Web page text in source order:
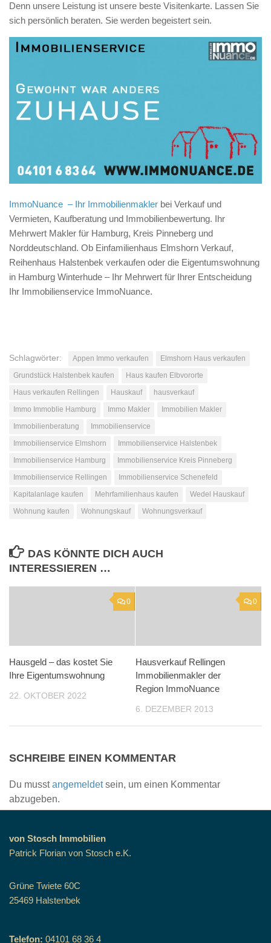
Denn unsere Leistung ist unsere beste Visitenkarte. Lassen Sie
sich persönlich beraten. Sie werden begeistert sein.
ImmoNuance – Ihr Immobilienmakler bei Verkauf und
Vermieten, Kaufberatung und Immobilienbewertung. Ihr
Mehrwert Makler für Hamburg, Kreis Pinneberg und
Norddeutschland. Ob Einfamilienhaus Elmshorn Verkauf,
Reihenhaus Halstenbek verkaufen oder die Eigentumswohnung
in Hamburg Winterhude – Ihr Mehrwert für Ihrer Entscheidung
Ihr Immobilienservice ImmoNuance.
Schlagwörter: Appen Immo verkaufen
Elmshorn Haus verkaufen
Grundstück Halstenbek kaufen
Haus kaufen Elbvororte
Haus verkaufen Rellingen
Hauskauf
hausverkauf
Immo Immoblie Hamburg
Immo Makler
Immobilien Makler
Immobilienberatung
Immobilienservice
Immobilienservice Elmshorn
Immobilienservice Halstenbek
Immobilienservice Hamburg
Immobilienservice Kreis Pinneberg
Immobilienservice Rellingen
Immobilienservice Schenefeld
Kapitalanlage kaufen
Mehrfamilienhaus kaufen
Wedel Hauskauf
Wohnung kaufen
Wohnungskauf Wohnungsverkauf
DAS KÖNNTE DICH AUCH
INTERESSIEREN …
0
Hausgeld – das kostet Sie
Ihre Eigentumswohnung
22. OKTOBER 2022
0
Hausverkauf Rellingen
Immobilienmakler der
Region ImmoNuance
6. DEZEMBER 2013
SCHREIBE EINEN KOMMENTAR
Du musstangemeldetsein, um einen Kommentar
abzugeben.
von Stosch Immobilien
Patrick Florian von Stosch e.K.
Grüne Twiete 60C
25469 Halstenbek
Telefon: 04101 68 36 4